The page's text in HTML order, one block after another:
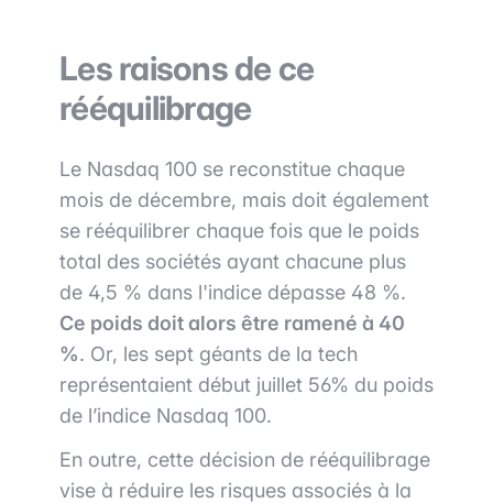
Les raisons de ce
rééquilibrage
Le Nasdaq 100 se reconstitue chaque
mois de décembre, mais doit également
se rééquilibrer chaque fois que le poids
total des sociétés ayant chacune plus
de 4,5 % dans l'indice dépasse 48 %.
Ce poids doit alors être ramené à 40
%. Or, les sept géants de la tech
représentaient début juillet 56% du poids
de l’indice Nasdaq 100.
En outre, cette décision de rééquilibrage
vise à réduire les risques associés à la